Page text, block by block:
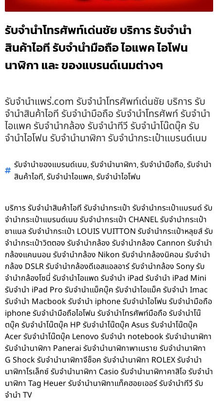
รับจำนำโทรศัพท์เด่นชัย บริการ รับจำนำ
สินค้าไอที รับจำนำมือถือ ไอแพค ไอโฟน
นาฬิกา และ ของแบรนด์เนมต่างๆ
รับจํานําแพร่.com รับจำนำโทรศัพท์เด่นชัย บริการ รับ
จำนำสินค้าไอที รับจำนำมือถือ รับจำนำโทรศัพท์ รับจำนำ
ไอแพค รับจำนำกล้อง รับจำนำทีวี รับจำนำโน๊ดบุ๊ค รับ
จำนำไอโฟน รับจำนำนาฬิกา รับจำนำกระเป๋าแบรนด์เนม
รับจำนำของแบรนด์เนม,รับจำนำนาฬิกา,รับจำนำมือถือ,รับจำนำ
สินค้าไอที,รับจำนำไอแพค,รับจำนำไอโฟน
บริการ รับจำนำสินค้าไอที รับจำนำกระเป๋า รับจำนำกระเป๋าแบรนด์ รับ
จำนำกระเป๋าแบรนด์เนม รับจำนำกระเป๋า CHANEL รับจำนำกระเป๋า
ชาแนล รับจำนำกระเป๋า LOUIS VUITTON รับจำนำกระเป๋าหลุยส์ รับ
จำนำกระเป๋าวิตตอง รับจำนำกล้อง รับจำนำกล้อง Cannon รับจำนำ
กล้องแคนนอน รับจำนำกล้อง Nikon รับจำนำกล้องนิคอน รับจำนำ
กล้อง DSLR รับจำนำกล้องดีเอสแอลอาร์ รับจำนำกล้อง Sony รับ
จำนำกล้องโซนี่ รับจำนำไอแพด รับจำนำ iPad รับจำนำ iPad Mini
รับจำนำ iPad Pro รับจำนำแม็คบุ๊ค รับจำนำไอแม็ค รับจำนำ Imac
รับจำนำ Macbook รับจำนำ iphone รับจำนำไอโฟน รับจำนำมือถือ
iphone รับจำนำมือถือไอโฟน รับจำนำโทรศัพท์มือถือ รับจำนำโน๊
ตบุ๊ค รับจำนำโน๊ตบุ๊ค HP รับจำนำโน๊ตบุ๊ค Asus รับจำนำโน๊ตบุ๊ค
Acer รับจำนำโน๊ตบุ๊ค Lenovo รับจำนำ notebook รับจำนำนาฬิกา
รับจำนำนาฬิกา Panerai รับจำนำนาฬิกาพาเนราย รับจำนำนาฬิกา
G Shock รับจำนำนาฬิกาจีช็อค รับจำนำนาฬิกา ROLEX รับจำนำ
นาฬิกาโรเล็กซ์ รับจำนำนาฬิกา Casio รับจำนำนาฬิกาคาสิโอ รับจำนำ
นาฬิกา Tag Heuer รับจำนำนาฬิกาแท็คฮอยเออร์ รับจำนำทีวี รับ
จำนำ TV